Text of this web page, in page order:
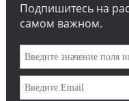
Подпишитесь на
самом важном.